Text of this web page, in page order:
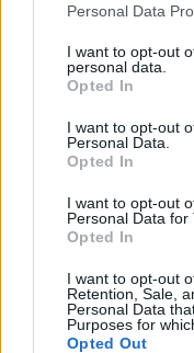
Personal Data
I want to opt-out
personal data.
Opted In
I want to opt-out
Personal Data.
Opted In
I want to opt-out
Personal Data for
Opted In
I want to opt-out
Retention, Sale,
Personal Data
Purposes for
Opted Out
λειτουργούν τα
ιατρεία